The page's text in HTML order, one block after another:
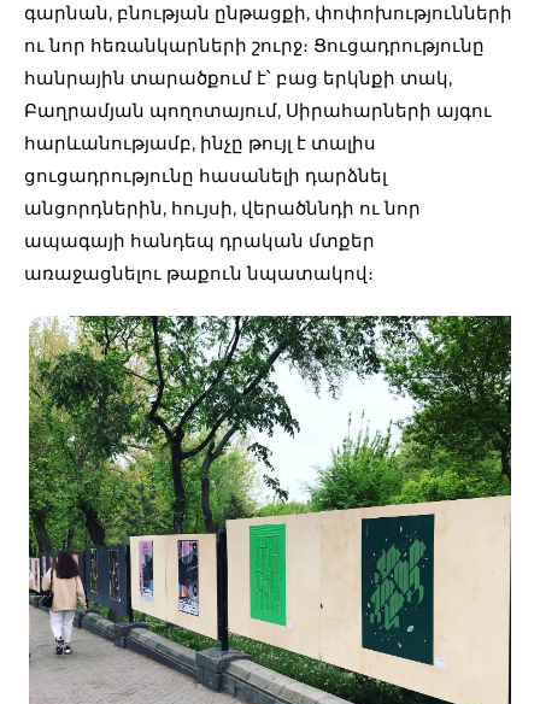
գարնան, բնության ընթացքի, փոփոխությունների
ու նոր հեռանկարների շուրջ։ Ցուցադրությունը
հանրային տարածքում է՝ բաց երկնքի տակ,
Բաղրամյան պողոտայում, Սիրահարների այգու
հարևանությամբ, ինչը թույլ է տալիս
ցուցադրությունը հասանելի դարձնել
անցորդներին, հույսի, վերածննդի ու նոր
ապագայի հանդեպ դրական մտքեր
առաջացնելու թաքուն նպատակով։